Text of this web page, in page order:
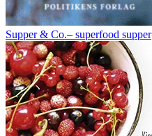
Supper & Co.– superfood supper